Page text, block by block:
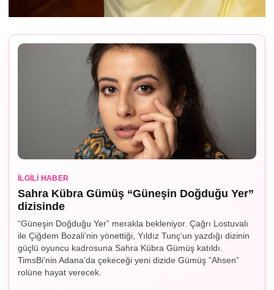
İLGILI HABER
Sahra Kübra Gümüş “Güneşin Doğduğu Yer”
dizisinde
“Güneşin Doğduğu Yer” merakla bekleniyor. Çağrı Lostuvalı
ile Çiğdem Bozali’nin yönettiği, Yıldız Tunç’un yazdığı dizinin
güçlü oyuncu kadrosuna Sahra Kübra Gümüş katıldı.
TimsBi’nin Adana’da çekeceği yeni dizide Gümüş ”Ahsen”
rolüne hayat verecek.